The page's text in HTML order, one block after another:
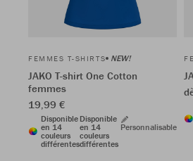
FEMMES T-SHIRTS NEW!
JAKO T-shirt One Cotton
femmes
19,99 €
Disponible
en 14
couleurs
différentes
Disponible
en 14
couleurs
différentes
Personnalisable